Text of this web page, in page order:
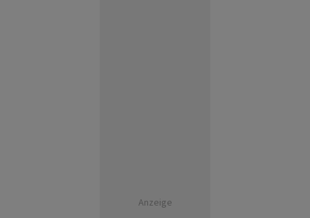
Anzeige